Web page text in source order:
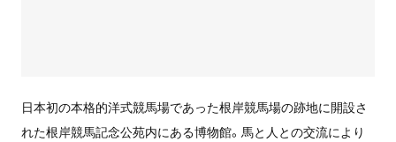
日本初の本格的洋式競馬場であった根岸競馬場の跡地に開設さ
れた根岸競馬記念公苑内にある博物館。馬と人との交流により